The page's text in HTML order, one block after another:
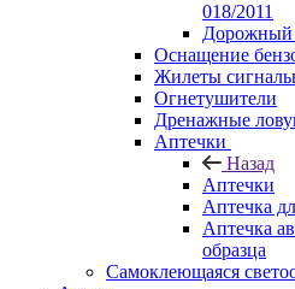
018/2011
Дорожный
Оснащение
Жилеты
Огнетушители
Дренажные
Аптечки
Назад
Аптечки
Аптечка
Аптечка
образца
Самоклеющаяся